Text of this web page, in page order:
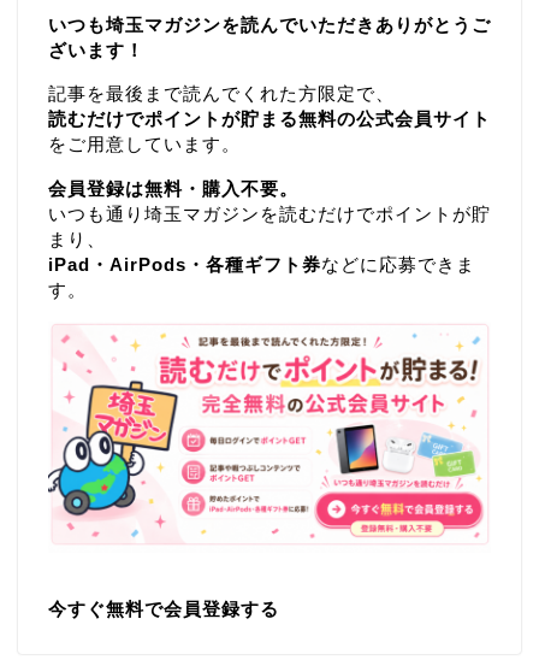
いつも埼玉マガジンを読んでいただきありがとうご
ざいます！
記事を最後まで読んでくれた方限定で、
読むだけでポイントが貯まる無料の公式会員サイト
をご用意しています。
会員登録は無料・購入不要。
いつも通り埼玉マガジンを読むだけでポイントが貯
まり、
iPad・AirPods・各種ギフト券などに応募できま
す。
今すぐ無料で会員登録する